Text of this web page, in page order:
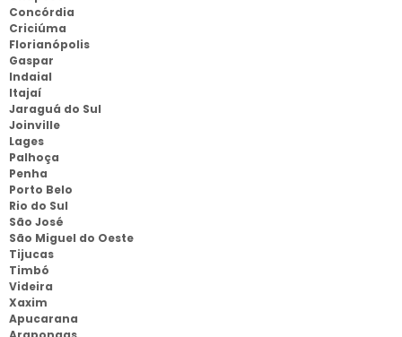
Concórdia
Criciúma
Florianópolis
Gaspar
Indaial
Itajaí
Jaraguá do Sul
Joinville
Lages
Palhoça
Penha
Porto Belo
Rio do Sul
São José
São Miguel do Oeste
Tijucas
Timbó
Videira
Xaxim
Apucarana